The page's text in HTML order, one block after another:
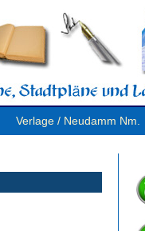
Verlage / Neudamm Nm.